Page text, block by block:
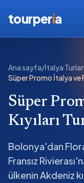
tourperia
Ana sayfa/İtalya Turları
Süper Promo İtalya ve
Süper
Kıyıları
Bolonya'dan
Fransız
ülkenin Akdeniz